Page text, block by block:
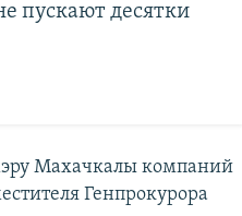
пускают десятки
Махачкалы компаний
Генпрокурора